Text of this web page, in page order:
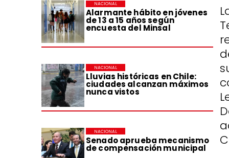
Alarmante hábito en jóvenes
de 13 a 15 años según
encuesta del Minsal
NACIONAL
Lluvias históricas en Chile:
ciudades alcanzan máximos
nunca vistos
NACIONAL
Senado aprueba mecanismo
de compensación municipal
NACIONAL